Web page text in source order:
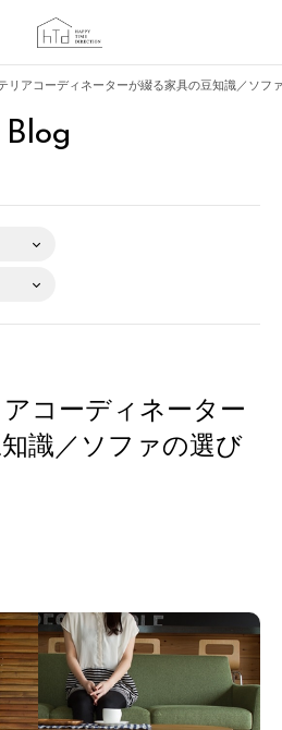
Blog
リアコーディネーターが綴る家具の豆知識／ソフ
コーディネーター
識／ソファの選び